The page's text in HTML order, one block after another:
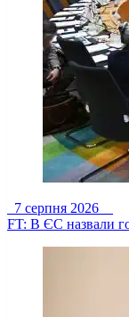
7 серпня 2026
FT: В ЄС назвали